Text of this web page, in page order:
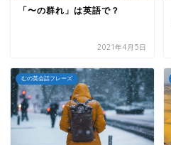
「〜の群れ」は英語で？
2021年4月5日
むの英会話フレーズ